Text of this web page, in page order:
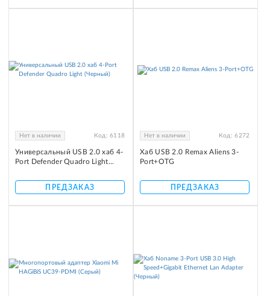
Нет в наличии Код: 6118
Универсальный USB 2.0 хаб 4-
Port Defender Quadro Light...
ПРЕДЗАКАЗ
Нет в наличии Код: 6272
Хаб USB 2.0 Remax Aliens 3-
Port+OTG
ПРЕДЗАКАЗ